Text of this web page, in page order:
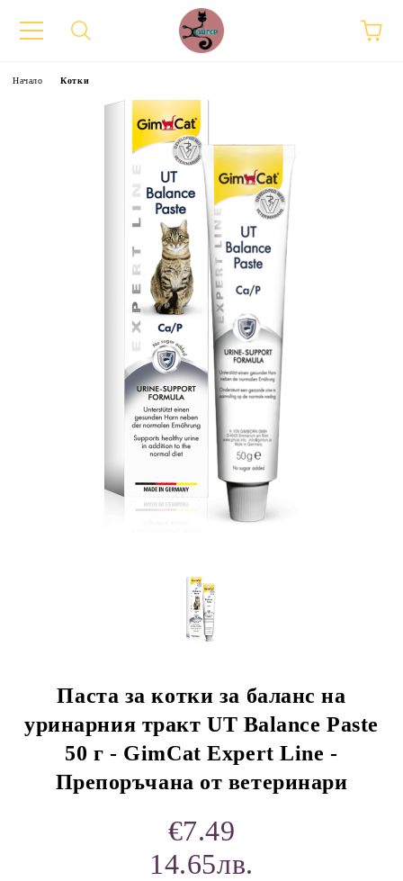
Начало Котки
Паста за котки за баланс на
уринарния тракт UT Balance Paste
50 г - GimCat Expert Line -
Препоръчана от ветеринари
€7.49
14.65лв.